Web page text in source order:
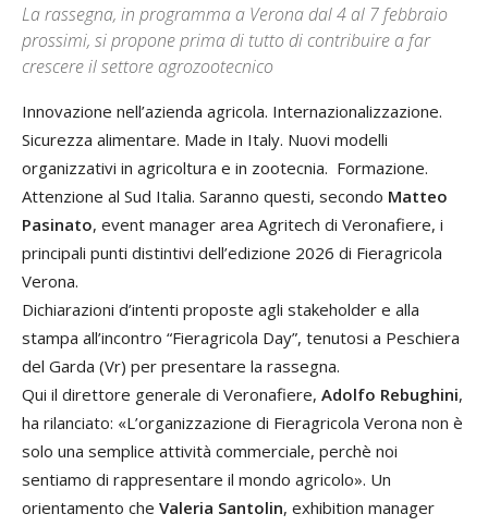
La rassegna, in programma a Verona dal 4 al 7 febbraio
prossimi, si propone prima di tutto di contribuire a far
crescere il settore agrozootecnico
Innovazione nell’azienda agricola. Internazionalizzazione.
Sicurezza alimentare. Made in Italy. Nuovi modelli
organizzativi in agricoltura e in zootecnia. Formazione.
Attenzione al Sud Italia. Saranno questi, secondo Matteo
Pasinato, event manager area Agritech di Veronafiere, i
principali punti distintivi dell’edizione 2026 di Fieragricola
Verona.
Dichiarazioni d’intenti proposte agli stakeholder e alla
stampa all’incontro “Fieragricola Day”, tenutosi a Peschiera
del Garda (Vr) per presentare la rassegna.
Qui il direttore generale di Veronafiere, Adolfo Rebughini,
ha rilanciato: «L’organizzazione di Fieragricola Verona non è
solo una semplice attività commerciale, perchè noi
sentiamo di rappresentare il mondo agricolo». Un
orientamento che Valeria Santolin, exhibition manager